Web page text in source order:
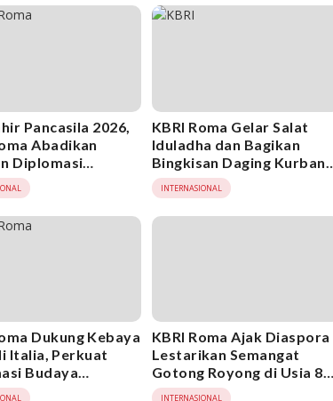
Pancasila 2026,
Abadikan
Diplomasi
KBRI Roma Gelar Salat
Iduladha dan Bagikan
Bingkisan Daging Kurban
untuk Diaspora Indonesia
INTERNASIONAL
Dukung Kebaya
Italia, Perkuat
Budaya
di Eropa
KBRI Roma Ajak Diaspora
Lestarikan Semangat
Gotong Royong di Usia 80
Tahun Indonesia
INTERNASIONAL